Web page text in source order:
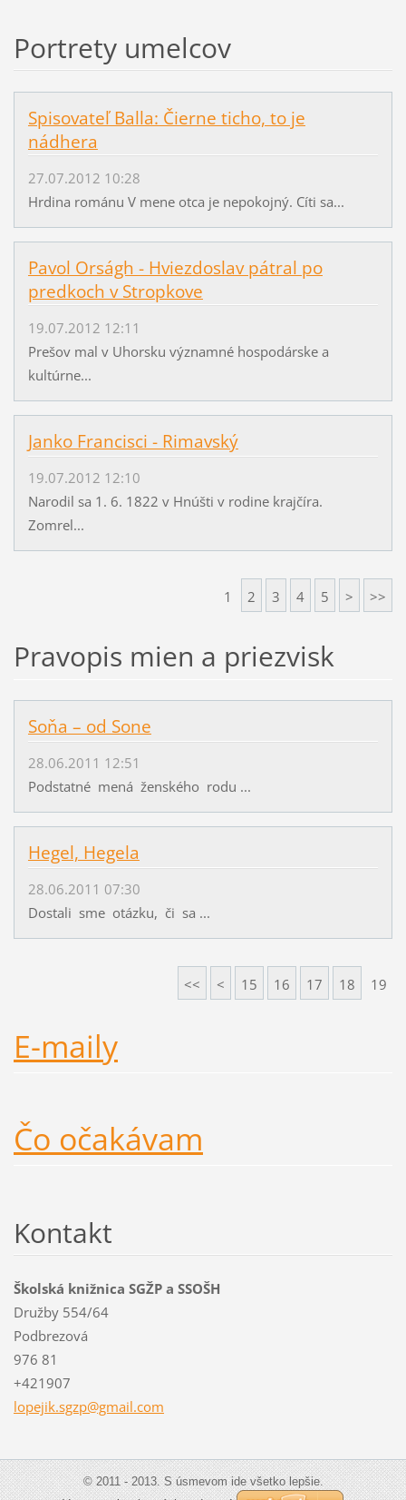
Portrety umelcov
Spisovateľ Balla: Čierne ticho, to je
nádhera
27.07.2012 10:28
Hrdina románu V mene otca je nepokojný. Cíti sa...
Pavol Orságh - Hviezdoslav pátral po
predkoch v Stropkove
19.07.2012 12:11
Prešov mal v Uhorsku významné hospodárske a
kultúrne...
Janko Francisci - Rimavský
19.07.2012 12:10
Narodil sa 1. 6. 1822 v Hnúšti v rodine krajčíra.
Zomrel...
1 2 3 4 5 > >>
Pravopis mien a priezvisk
Soňa – od Sone
28.06.2011 12:51
Podstatné mená ženského rodu ...
Hegel, Hegela
28.06.2011 07:30
Dostali sme otázku, či sa ...
<< < 15 16 17 18 19
E-maily
Čo očakávam
Kontakt
Školská knižnica SGŽP a SSOŠH
Družby 554/64
Podbrezová
976 81
+421907
lopejik.sgzp@gmail.com
© 2011 - 2013. S úsmevom ide všetko lepšie.